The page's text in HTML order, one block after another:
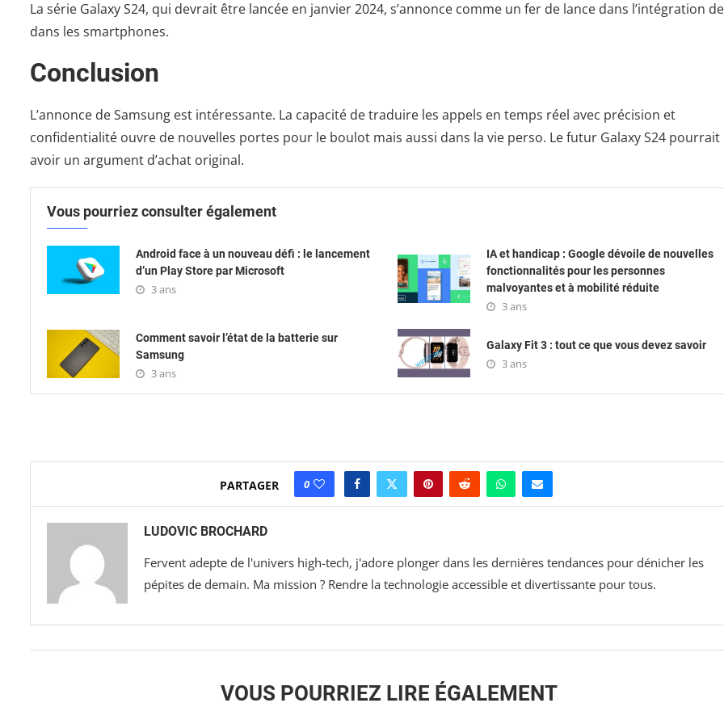
La série Galaxy S24, qui devrait être lancée en janvier 2024, s’annonce comme un fer de lance dans l’intégration de
dans les smartphones.
Conclusion
L’annonce de Samsung est intéressante. La capacité de traduire les appels en temps réel avec précision et
confidentialité ouvre de nouvelles portes pour le boulot mais aussi dans la vie perso. Le futur Galaxy S24 pourrait
avoir un argument d’achat original.
Vous pourriez consulter également
Android face à un nouveau défi : le lancement
d’un Play Store par Microsoft
3 ans
IA et handicap : Google dévoile de nouvelles
fonctionnalités pour les personnes
malvoyantes et à mobilité réduite
3 ans
Comment savoir l’état de la batterie sur
Samsung
3 ans
Galaxy Fit 3 : tout ce que vous devez savoir
3 ans
PARTAGER 0
LUDOVIC BROCHARD
Fervent adepte de l'univers high-tech, j'adore plonger dans les dernières tendances pour dénicher les
pépites de demain. Ma mission ? Rendre la technologie accessible et divertissante pour tous.
VOUS POURRIEZ LIRE ÉGALEMENT